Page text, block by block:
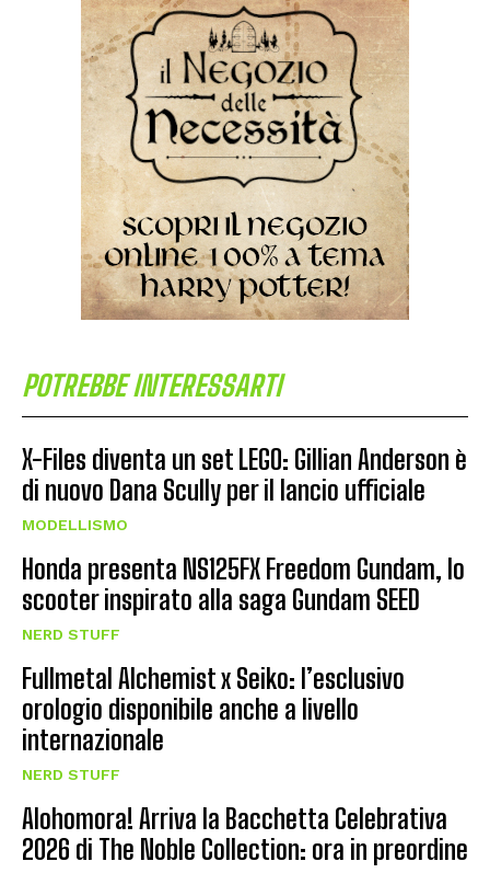
POTREBBE INTERESSARTI
X-Files diventa un set LEGO: Gillian Anderson è
di nuovo Dana Scully per il lancio ufficiale
MODELLISMO
Honda presenta NS125FX Freedom Gundam, lo
scooter inspirato alla saga Gundam SEED
NERD STUFF
Fullmetal Alchemist x Seiko: l’esclusivo
orologio disponibile anche a livello
internazionale
NERD STUFF
Alohomora! Arriva la Bacchetta Celebrativa
2026 di The Noble Collection: ora in preordine